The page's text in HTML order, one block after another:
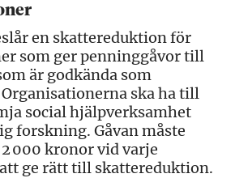
en skattereduktion för
som ger penninggåvor till
är godkända som
ska ha till
social hjälpverksamhet
forskning. Gåvan måste
000 kronor vid varje
ge rätt till skattereduktion.